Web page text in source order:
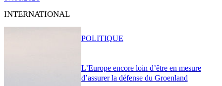
INTERNATIONAL
L’Europe encore loin d’être en mesure
d’assurer la défense du Groenland
POLITIQUE